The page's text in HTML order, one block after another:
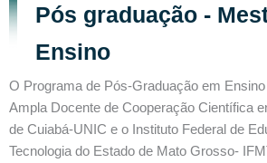
Pós graduação -
Ensino
O Programa de Pós-Graduação em
Ampla Docente de Cooperação Científica
de Cuiabá-UNIC e o Instituto Federal de
Tecnologia do Estado de Mato Grosso-